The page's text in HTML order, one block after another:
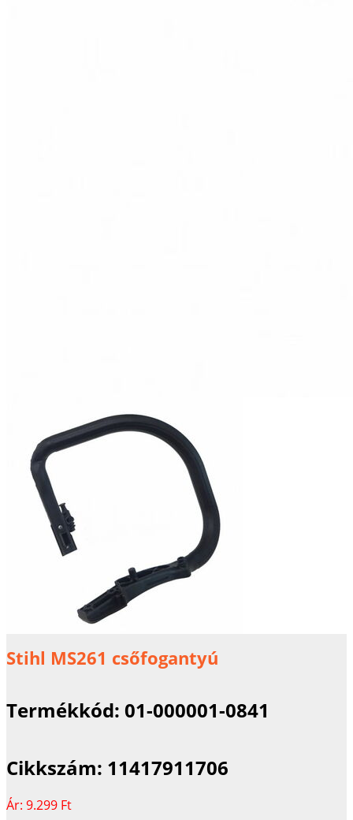
Stihl MS261 csőfogantyú
Termékkód: 01-000001-0841
Cikkszám: 11417911706
Ár: 9.299 Ft